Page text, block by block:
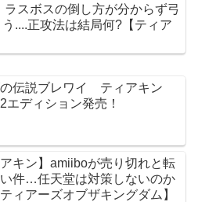
ラスボスの倒し方が分からず弓
....正攻法は結局何?【ティア
の伝説ブレワイ ティアキン
エディション発売！
アキン】amiiboが売り切れと転
件…任天堂は対策しないのか
ィアーズオブザキングダム】